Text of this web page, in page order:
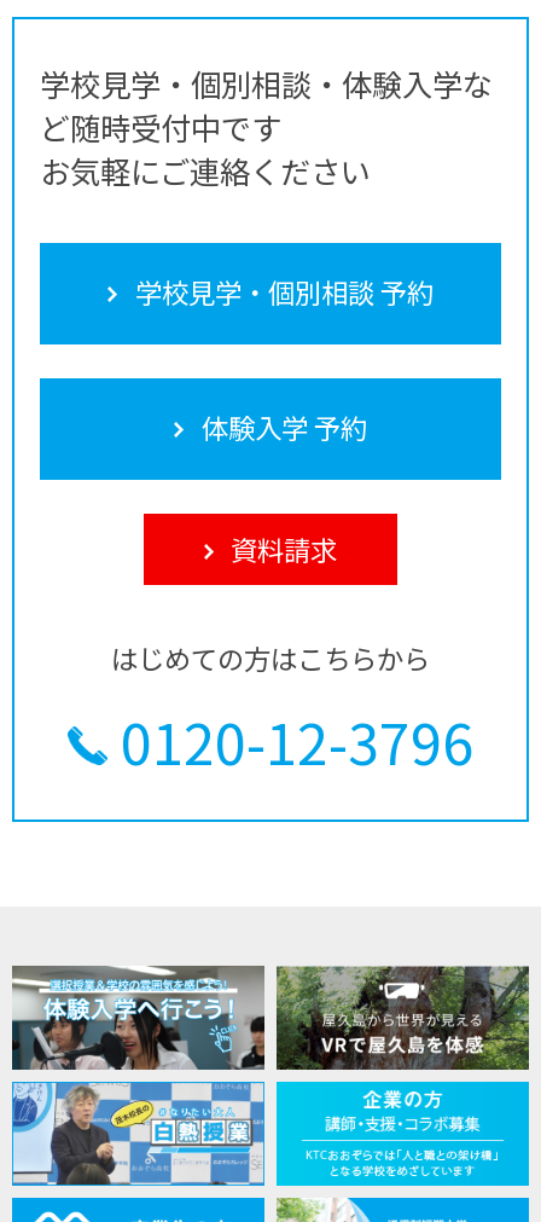
学校見学・個別相談・体験入学な
ど随時受付中です
お気軽にご連絡ください
学校見学・個別相談 予約
体験入学 予約
資料請求
はじめての方はこちらから
0120-12-3796